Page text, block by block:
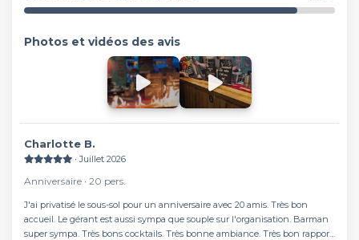
Photos et vidéos des avis
Charlotte B.
∙ Juillet 2026
Anniversaire ∙ 20 pers.
J'ai privatisé le sous-sol pour un anniversaire avec 20 amis. Très bon
accueil. Le gérant est aussi sympa que souple sur l'organisation. Barman
super sympa. Très bons cocktails. Très bonne ambiance. Très bon rapport